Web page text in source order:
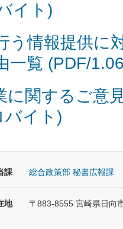
イト)
う情報提供に
一覧 (PDF/
に関するご意
バイト)
課 総合政策部 秘書広報課
地 〒883-8555 宮崎県日向